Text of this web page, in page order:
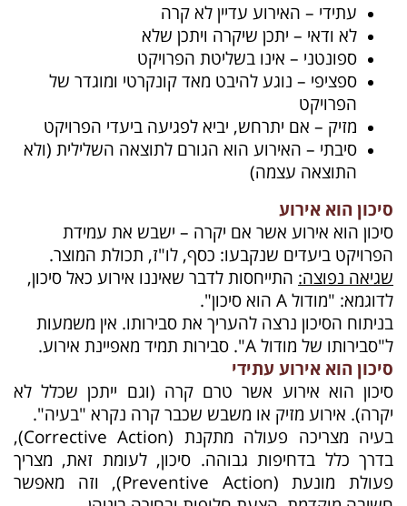
עתידי – האירוע עדיין לא קרה
לא ודאי – יתכן שיקרה ויתכן שלא
‏ספונטני – אינו בשליטת הפרויקט
‏ספציפי – נוגע להיבט מאד קונקרטי ומוגדר של
הפרויקט
מזיק – אם יתרחש, יביא לפגיעה ביעדי הפרויקט
סיבתי – האירוע הוא הגורם לתוצאה השלילית (ולא
התוצאה עצמה)
סיכון הוא אירוע
סיכון הוא אירוע אשר אם יקרה – ישבש את עמידת
הפרויקט ביעדים שנקבעו: כסף, לו"ז, תכולת המוצר.
שגיאה נפוצה: התייחסות לדבר שאיננו אירוע כאל סיכון,
לדוגמא: "מודול A הוא סיכון".
בניתוח הסיכון נרצה להעריך את סבירותו. אין משמעות
ל"סבירותו של מודול A". סבירות תמיד מאפיינת אירוע.
סיכון הוא אירוע עתידי
סיכון הוא אירוע אשר טרם קרה (וגם ייתכן שכלל לא
יקרה). אירוע מזיק או משבש שכבר קרה נקרא "בעיה".
בעיה מצריכה פעולה מתקנת (Corrective Action
),
בדרך כלל בדחיפות גבוהה. סיכון, לעומת זאת, מצריך
פעולת מונעת (Preventive Action), וזה מאפשר